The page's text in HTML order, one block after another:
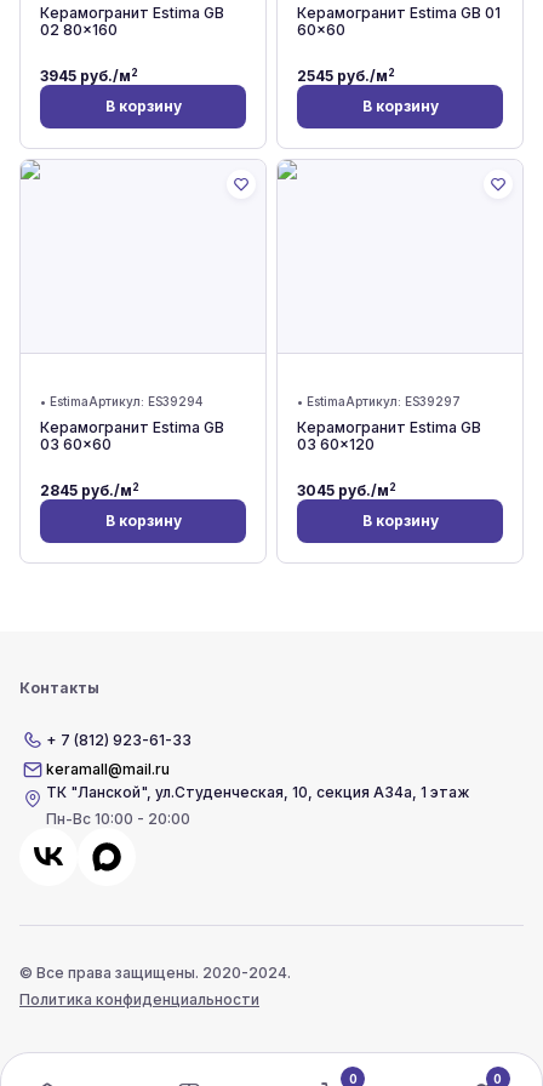
Керамогранит Estima GB
02 80x160
3945 руб./м2
В корзину
Керамогранит Estima GB 01
60x60
2545 руб./м2
В корзину
• EstimaАртикул: ES39294
Керамогранит Estima GB
03 60x60
2845 руб./м2
В корзину
• EstimaАртикул: ES39297
Керамогранит Estima GB
03 60x120
3045 руб./м2
В корзину
Контакты
+ 7 (812) 923-61-33
keramall@mail.ru
ТК "Ланской",ул.Студенческая, 10, секция А34а, 1 этаж
Пн-Вс 10:00 - 20:00
© Все права защищены. 2020-2024.
Политика конфиденциальности
0 0